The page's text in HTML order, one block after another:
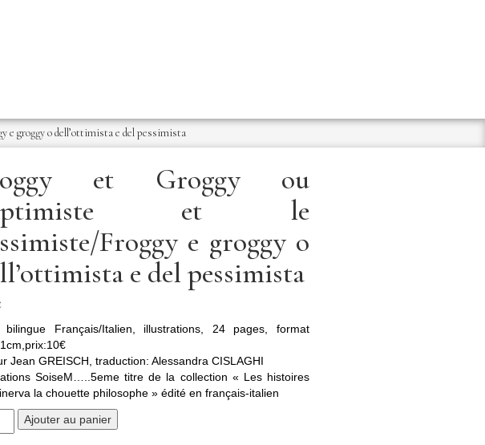
e groggy o dell’ottimista e del pessimista
et Groggy ou
et le
Froggy e groggy o
e del pessimista
bilingue Français/Italien, illustrations, 24 pages, format
Jean GREISCH, traduction: Alessandra CISLAGHI
SoiseM…..5eme titre de la collection « Les histoires
la chouette philosophe » édité en français-italien
Ajouter au panier